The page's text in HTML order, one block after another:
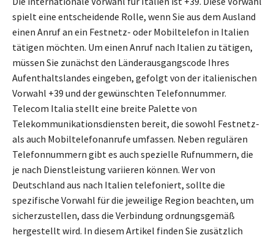
spielt eine entscheidende Rolle, wenn Sie aus dem Ausland
einen Anruf an ein Festnetz- oder Mobiltelefon in Italien
tätigen möchten. Um einen Anruf nach Italien zu tätigen,
müssen Sie zunächst den Länderausgangscode Ihres
Aufenthaltslandes eingeben, gefolgt von der italienischen
Vorwahl +39 und der gewünschten Telefonnummer.
Telecom Italia stellt eine breite Palette von
Telekommunikationsdiensten bereit, die sowohl Festnetz-
als auch Mobiltelefonanrufe umfassen. Neben regulären
Telefonnummern gibt es auch spezielle Rufnummern, die
je nach Dienstleistung variieren können. Wer von
Deutschland aus nach Italien telefoniert, sollte die
spezifische Vorwahl für die jeweilige Region beachten, um
sicherzustellen, dass die Verbindung ordnungsgemäß
hergestellt wird. In diesem Artikel finden Sie zusätzlich